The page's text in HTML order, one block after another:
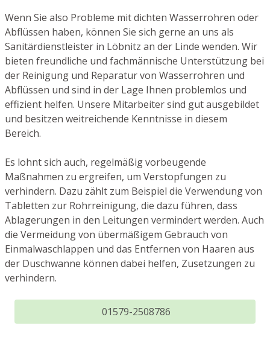
Wenn Sie also Probleme mit dichten Wasserrohren oder
Abflüssen haben, können Sie sich gerne an uns als
Sanitärdienstleister in Löbnitz an der Linde wenden. Wir
bieten freundliche und fachmännische Unterstützung bei
der Reinigung und Reparatur von Wasserrohren und
Abflüssen und sind in der Lage Ihnen problemlos und
effizient helfen. Unsere Mitarbeiter sind gut ausgebildet
und besitzen weitreichende Kenntnisse in diesem
Bereich.
Es lohnt sich auch, regelmäßig vorbeugende
Maßnahmen zu ergreifen, um Verstopfungen zu
verhindern. Dazu zählt zum Beispiel die Verwendung von
Tabletten zur Rohrreinigung, die dazu führen, dass
Ablagerungen in den Leitungen vermindert werden. Auch
die Vermeidung von übermäßigem Gebrauch von
Einmalwaschlappen und das Entfernen von Haaren aus
der Duschwanne können dabei helfen, Zusetzungen zu
verhindern.
01579-2508786